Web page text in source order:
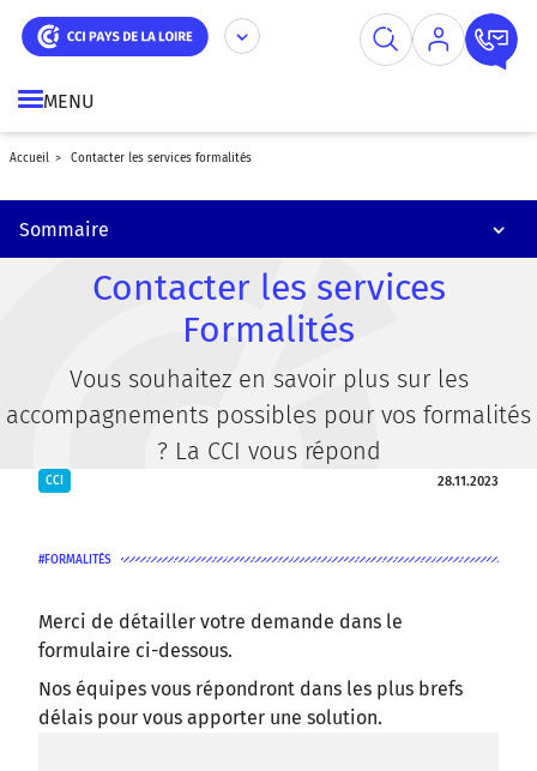
Aller
contenu
MENU
accueil contacter les services formalités
Sommaire
Financer sa formation par l'AGEFICE
Accueillir des jeunes en stage dans votre entreprise
Contacter les services
Formalités
Vous souhaitez en savoir plus sur les
accompagnements possibles pour vos formalités
? La CCI vous répond
CCI 28.11.2023
FORMALITÉS
Merci de détailler votre demande dans le
formulaire ci-dessous.
Nos équipes vous répondront dans les plus brefs
délais pour vous apporter une solution.
Panneau de gestion des cookies